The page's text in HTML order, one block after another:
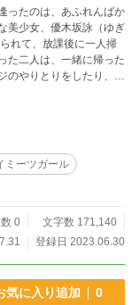
ったのは、あふれんばか
美少女、優木坂詠（ゆぎ
た二人は、一緒に帰った
のやりとりをしたり、相
じれと、甘々と、両片
いた、そんなハッピー
ミーツガール
0
文字数 171,140
登録日 2023.06.30
気に入り追加 0